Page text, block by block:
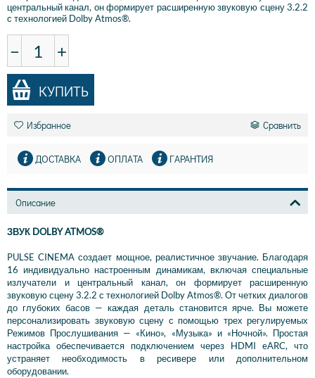
центральный канал, он формирует расширенную звуковую сцену 3.2.2
с технологией Dolby Atmos®.
− +
КУПИТЬ
Избранное Сравнить
ДОСТАВКА ОПЛАТА ГАРАНТИЯ
Описание
ЗВУК DOLBY ATMOS®
PULSE CINEMA создает мощное, реалистичное звучание. Благодаря
16 индивидуально настроенным динамикам, включая специальные
излучатели и центральный канал, он формирует расширенную
звуковую сцену 3.2.2 с технологией Dolby Atmos®. От четких диалогов
до глубоких басов — каждая деталь становится ярче. Вы можете
персонализировать звуковую сцену с помощью трех регулируемых
Режимов Прослушивания — «Кино», «Музыка» и «Ночной». Простая
настройка обеспечивается подключением через HDMI eARC, что
устраняет необходимость в ресивере или дополнительном
оборудовании.